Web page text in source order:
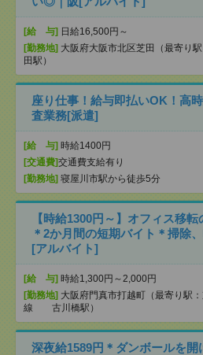
[給 与] 日給16,500円～
[勤務地] 大阪府大阪市北区芝田（最寄り
田駅）
座り仕事！給与即払いOK！高
査業務[派遣]
[給 与] 時給1400円
[交通費]交通費支給有り
[勤務地] 寝屋川市駅から徒歩5分
【時給1300円～】オフィス移
＊2か月間の短期バイト＊掃除
[アルバイト]
[給 与] 時給1,300円～2,000円
[勤務地] 大阪府門真市打越町（最寄り駅
線 古川橋駅）
深夜給1589円＊ダンボールを